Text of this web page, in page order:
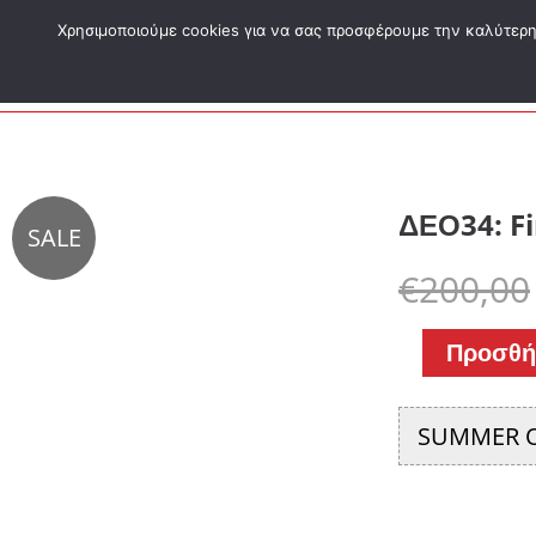
Μετάβαση
περιεχόμενο
SALE ΔΕΟ34:
€200,00
ΔΕΟ34:
Final
ποσότητα
SUMMER
Χρησιμοποιούμε cookies για να σας προσφέρουμε την